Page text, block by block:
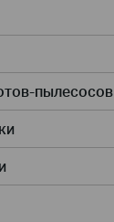
пылесосов